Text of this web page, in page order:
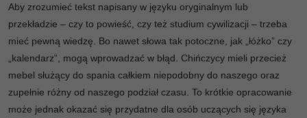
Aby zrozumieć tekst napisany w języku oryginalnym lub
przekładzie – czy to powieść, czy też studium cywilizacji – trzeba
mieć pewną wiedzę. Bo nawet słowa tak potoczne, jak „łóżko” czy
„kalendarz”, mogą wprowadzać w błąd. Chińczycy mieli przecież
mebel służący do spania całkiem niepodobny do naszego oraz
zupełnie różny od naszego podział czasu. To krótkie opracowanie
może jednak okazać się przydatne dla osób uczących się języka